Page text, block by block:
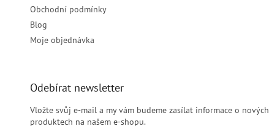
Obchodní podmínky
Blog
Moje objednávka
Odebírat newsletter
Vložte svůj e-mail a my vám budeme zasílat informace o nových
produktech na našem e-shopu.